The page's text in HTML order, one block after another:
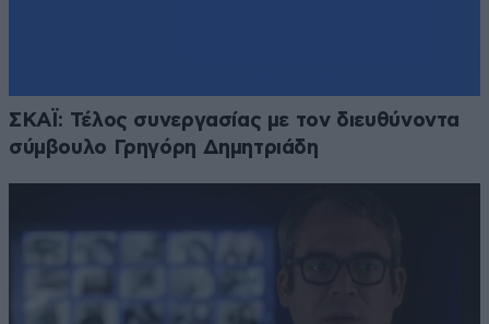
ΣΚΑΪ: Τέλος συνεργασίας με τον διευθύνοντα
σύμβουλο Γρηγόρη Δημητριάδη